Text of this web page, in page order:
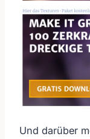
Und darüber